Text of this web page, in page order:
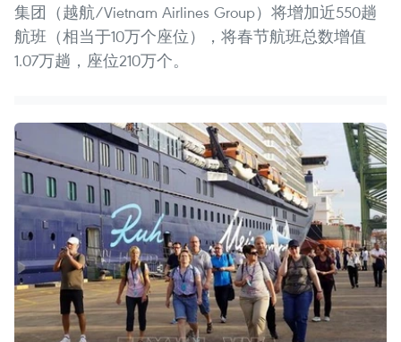
集团（越航/Vietnam Airlines Group）将增加近550趟
航班（相当于10万个座位），将春节航班总数增值
1.07万趟，座位210万个。